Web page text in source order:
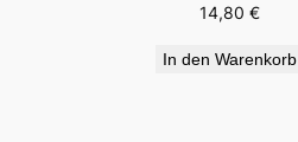
14,80€
In den Warenkorb